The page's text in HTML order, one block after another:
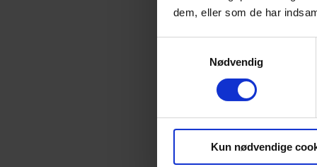
dem, eller som de har
Nødvendig
Kun nødvendige
§ 7P.
fokus